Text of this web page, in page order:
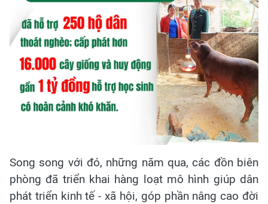
Song song với đó, những năm qua, các đồn biên
phòng đã triển khai hàng loạt mô hình giúp dân
phát triển kinh tế - xã hội, góp phần nâng cao đời